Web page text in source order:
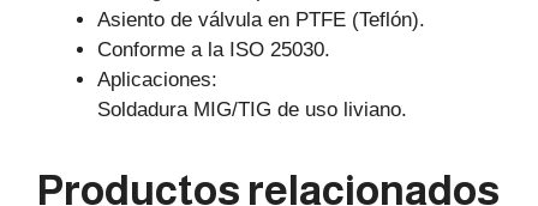
Asiento de válvula en PTFE (Teflón).
Conforme a la ISO 25030.
Aplicaciones:
Soldadura MIG/TIG de uso liviano.
Productos relacionados